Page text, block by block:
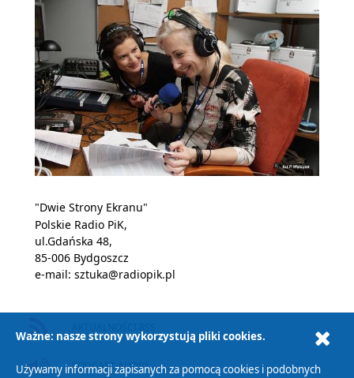
"Dwie Strony Ekranu"
Polskie Radio PiK,
ul.Gdańska 48,
85-006 Bydgoszcz
e-mail: sztuka@radiopik.pl
PODCAST AUDIO
Ważne: nasze strony wykorzystują pliki cookies.
Używamy informacji zapisanych za pomocą cookies i podobnych